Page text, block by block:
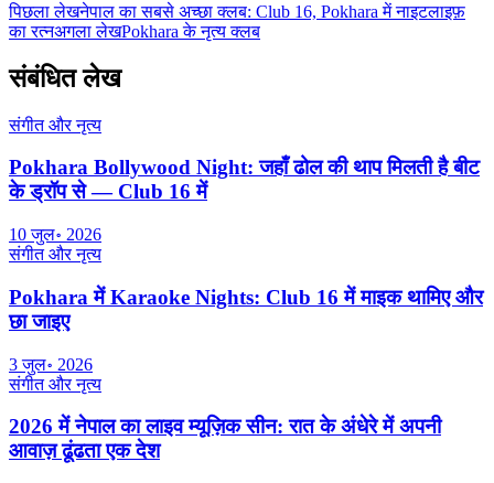
पिछला लेखनेपाल का सबसे अच्छा क्लब: Club 16, Pokhara में नाइटलाइफ़
का रत्नअगला लेखPokhara के नृत्य क्लब
संबंधित लेख
संगीत और नृत्य
Pokhara Bollywood Night: जहाँ ढोल की थाप मिलती है बीट
के ड्रॉप से — Club 16 में
10 जुल॰ 2026
संगीत और नृत्य
Pokhara में Karaoke Nights: Club 16 में माइक थामिए और
छा जाइए
3 जुल॰ 2026
संगीत और नृत्य
2026 में नेपाल का लाइव म्यूज़िक सीन: रात के अंधेरे में अपनी
आवाज़ ढूंढता एक देश